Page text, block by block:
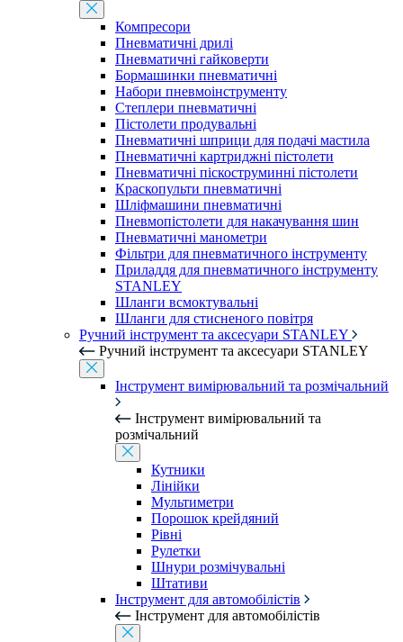
Компресори
Пневматичні дрилі
Пневматичні гайковерти
Бормашинки пневматичні
Набори пневмоінструменту
Степлери пневматичні
Пістолети продувальні
Пневматичні шприци для подачі мастила
Пневматичні картриджні пістолети
Пневматичні піскоструминні пістолети
Краскопульти пневматичні
Шліфмашини пневматичні
Пневмопістолети для накачування шин
Пневматичні манометри
Фільтри для пневматичного інструменту
Приладдя для пневматичного інструменту
STANLEY
Шланги всмоктувальні
Шланги для стисненого повітря
Ручний інструмент та аксесуари STANLEY
Ручний інструмент та аксесуари STANLEY
Інструмент вимірювальний та розмічальний
Інструмент вимірювальний та
розмічальний
Кутники
Лінійки
Мультиметри
Порошок крейдяний
Рівні
Рулетки
Шнури розмічувальні
Штативи
Інструмент для автомобілістів
Інструмент для автомобілістів